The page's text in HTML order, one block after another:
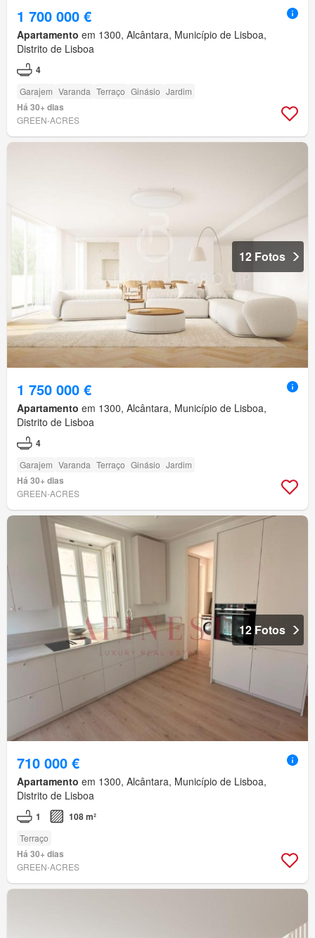
1 700 000 €
Apartamento em 1300, Alcântara, Município de Lisboa,
Distrito de Lisboa
4
Garajem Varanda Terraço Ginásio Jardim
Há 30+ dias
GREEN-ACRES
12 Fotos
1 750 000 €
Apartamento em 1300, Alcântara, Município de Lisboa,
Distrito de Lisboa
4
Garajem Varanda Terraço Ginásio Jardim
Há 30+ dias
GREEN-ACRES
12 Fotos
710 000 €
Apartamento em 1300, Alcântara, Município de Lisboa,
Distrito de Lisboa
1 108 m²
Terraço
Há 30+ dias
GREEN-ACRES